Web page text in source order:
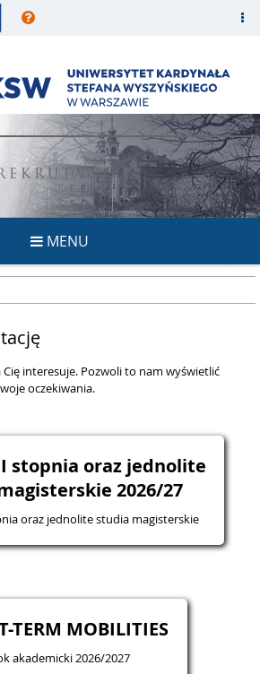
MENU
interesuje. Pozwoli to nam wyświetlić
oczekiwania.
stopnia oraz jednolite
2026/27
oraz jednolite studia magisterskie
TERM MOBILITIES
akademicki 2026/2027